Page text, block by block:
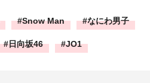
Snow Man なにわ男子
日向坂46 JO1